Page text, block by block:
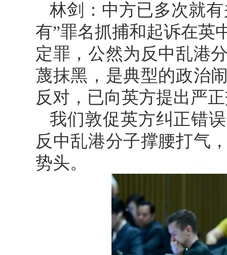
林剑：中方已多次就
有”罪名抓捕和起诉在英
定罪，公然为反中乱港
蔑抹黑，是典型的政治
反对，已向英方提出严
我们敦促英方纠正错
反中乱港分子撑腰打气
势头。